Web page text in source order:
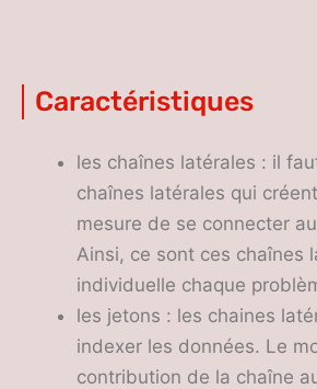
Caractéristiques
les chaînes latérales : il
chaînes latérales qui
mesure de se connecter
Ainsi, ce sont ces chaînes
individuelle chaque
les jetons : les chaines
indexer les données. Le
contribution de la chaîne